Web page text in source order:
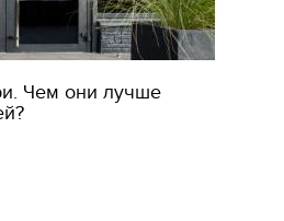
Чем они лучше